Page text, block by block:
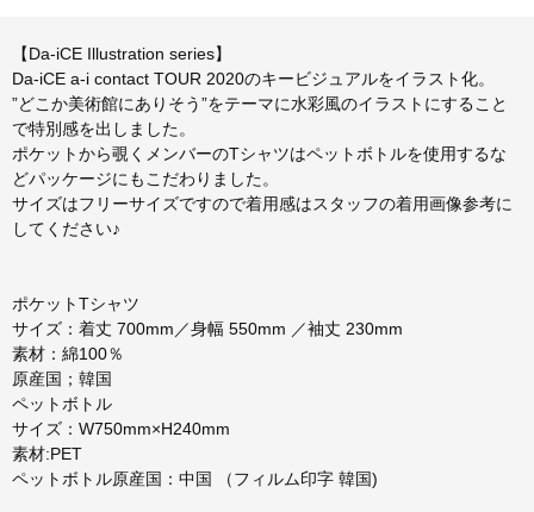
【Da-iCE Illustration series】
Da-iCE a-i contact TOUR 2020のキービジュアルをイラスト化。
”どこか美術館にありそう”をテーマに水彩風のイラストにすること
で特別感を出しました。
ポケットから覗くメンバーのTシャツはペットボトルを使用するな
どパッケージにもこだわりました。
サイズはフリーサイズですので着用感はスタッフの着用画像参考に
してください♪
ポケットTシャツ
サイズ：着丈 700mm／身幅 550mm ／袖丈 230mm
素材：綿100％
原産国；韓国
ペットボトル
サイズ：W750mm×H240mm
素材:PET
ペットボトル原産国：中国 （フィルム印字 韓国)